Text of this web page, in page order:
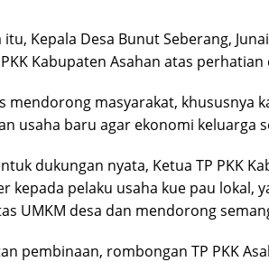
Kepala Desa Bunut Seberang,
Kabupaten Asahan atas
mendorong masyarakat, khususnya
usaha baru agar ekonomi keluarga
dukungan nyata, Ketua TP PKK
kepada pelaku usaha kue pau lokal,
UMKM desa dan mendorong
pembinaan, rombongan TP PKK